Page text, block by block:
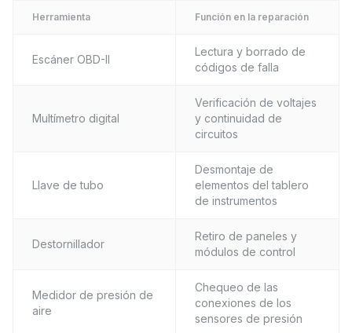
Herramienta Función en la reparación
Escáner OBD-II
Lectura y borrado de
códigos de falla
Multímetro digital
Verificación de voltajes
y continuidad de
circuitos
Llave de tubo
Desmontaje de
elementos del tablero
de instrumentos
Destornillador
Retiro de paneles y
módulos de control
Medidor de presión de
aire
Chequeo de las
conexiones de los
sensores de presión